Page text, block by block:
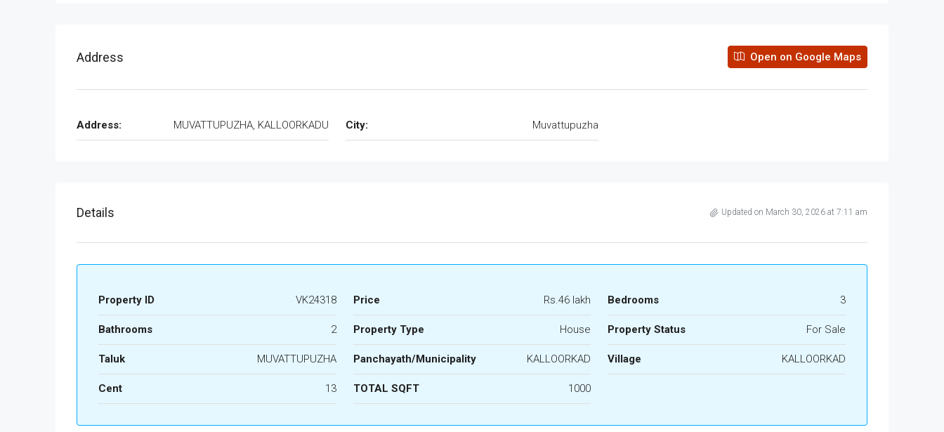
Address Open on Google Maps
Address: MUVATTUPUZHA, KALLOORKADU City: Muvattupuzha
Details Updated on March 30, 2026 at 7:11 am
Property ID VK24318 Price Rs.46 lakh Bedrooms 3
Bathrooms 2 Property Type House Property Status For Sale
Taluk MUVATTUPUZHA Panchayath/Municipality KALLOORKAD Village KALLOORKAD
Cent 13 TOTAL SQFT 1000